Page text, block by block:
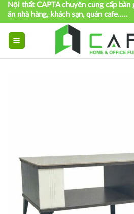
Skip
content
Nội thất CAPTA chuyên cung cấp bàn
ăn nhà hàng, khách sạn, quán cafe.....